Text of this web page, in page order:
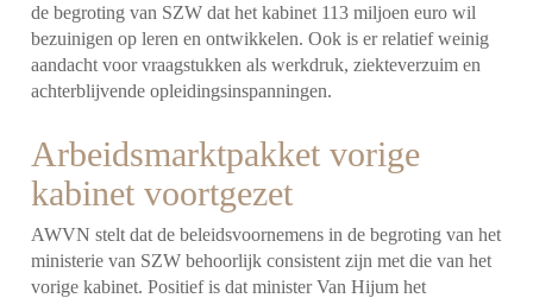
de begroting van SZW dat het kabinet 113 miljoen euro wil
bezuinigen op leren en ontwikkelen. Ook is er relatief weinig
aandacht voor vraagstukken als werkdruk, ziekteverzuim en
achterblijvende opleidingsinspanningen.
Arbeidsmarktpakket vorige
kabinet voortgezet
AWVN stelt dat de beleidsvoornemens in de begroting van het
ministerie van SZW behoorlijk consistent zijn met die van het
vorige kabinet. Positief is dat minister Van Hijum het